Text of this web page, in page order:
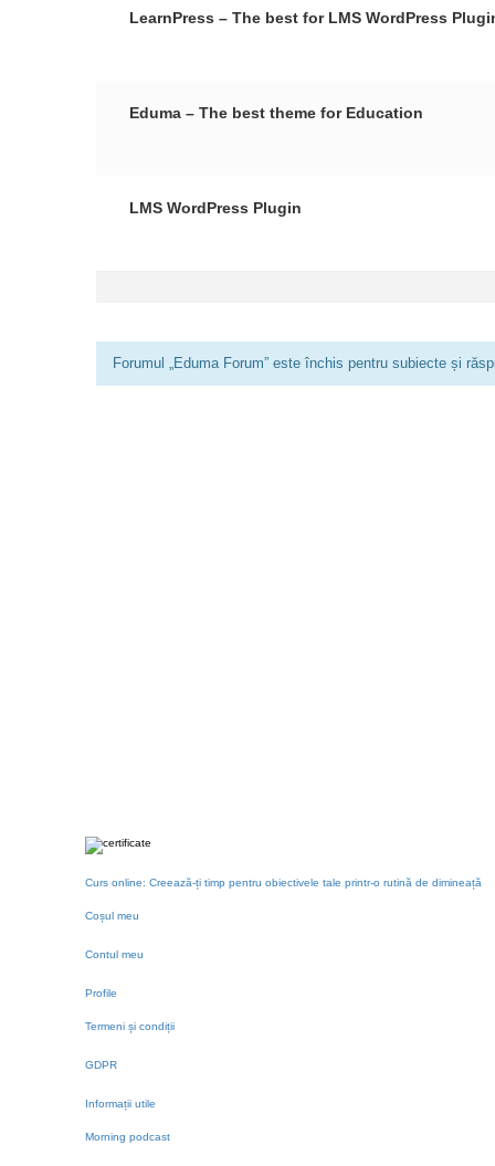
LearnPress – The best for LMS WordPress
Eduma – The best theme for Education
LMS WordPress Plugin
Forumul „Eduma Forum” este închis pentru subiecte și
Curs online: Creează-ți timp pentru obiectivele tale printr-o rutină de dimineață
Coșul meu
Contul meu
Profile
Termeni și condiții
GDPR
Informații utile
Morning podcast